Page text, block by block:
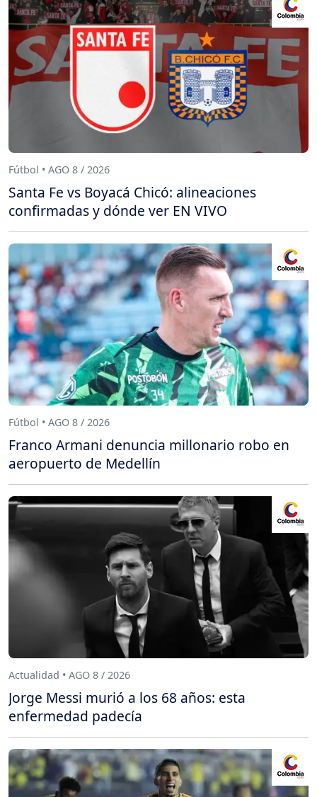
Fútbol • AGO 8 / 2026
Santa Fe vs Boyacá Chicó: alineaciones
confirmadas y dónde ver EN VIVO
Fútbol • AGO 8 / 2026
Franco Armani denuncia millonario robo en
aeropuerto de Medellín
Actualidad • AGO 8 / 2026
Jorge Messi murió a los 68 años: esta
enfermedad padecía